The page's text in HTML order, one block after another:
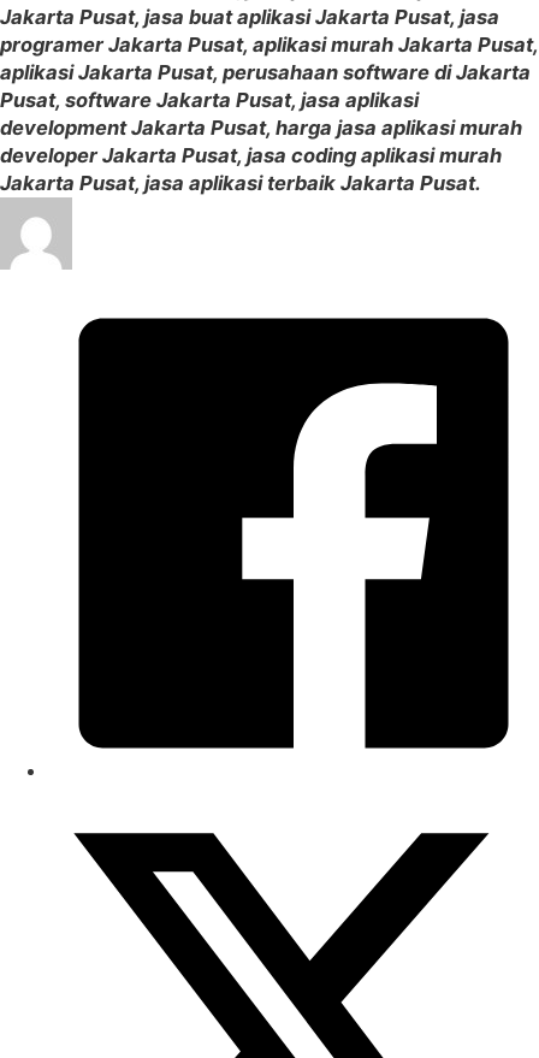
Jakarta Pusat, jasa buat aplikasi Jakarta Pusat, jasa
programer Jakarta Pusat, aplikasi murah Jakarta Pusat,
aplikasi Jakarta Pusat, perusahaan software di Jakarta
Pusat, software Jakarta Pusat, jasa aplikasi
development Jakarta Pusat, harga jasa aplikasi murah
developer Jakarta Pusat, jasa coding aplikasi murah
Jakarta Pusat, jasa aplikasi terbaik Jakarta Pusat.